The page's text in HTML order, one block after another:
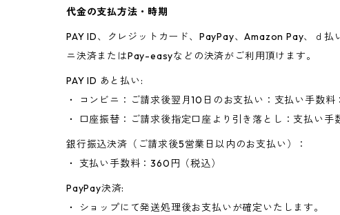
代金の支払方法・時期
PAY ID、クレジットカード、PayPay、Amazon Pay、ｄ
ニ決済またはPay-easyなどの決済がご利用頂けます。
PAY ID あと払い:
・ コンビニ：ご請求後翌月10日のお支払い：支払い手数料
・ 口座振替：ご請求後指定口座より引き落とし：支払い手
銀行振込決済（ご請求後5営業日以内のお支払い）：
・ 支払い手数料：360円（税込）
PayPay決済:
・ ショップにて発送処理後お支払いが確定いたします。